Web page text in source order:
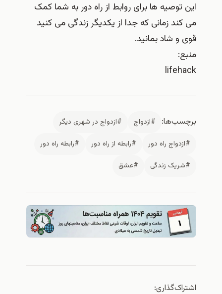
این توصیه‌ ها برای روابط از راه دور به شما کمک
می‌ کند زمانی که جدا از یکدیگر زندگی می‌ کنید
قوی و شاد بمانید.
منبع:
lifehack
برچسب‌ها: #ازدواج
#ازدواج در شهری دیگر
#ازدواج راه دور
#رابطه از راه دور
#رابطه راه دور
#شریک زندگی
#عشق
اشتراک‌گذاری: